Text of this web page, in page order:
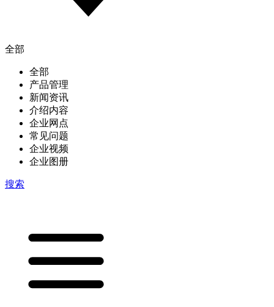
全部
全部
产品管理
新闻资讯
介绍内容
企业网点
常见问题
企业视频
企业图册
搜索